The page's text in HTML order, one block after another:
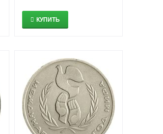
КУПИТЬ